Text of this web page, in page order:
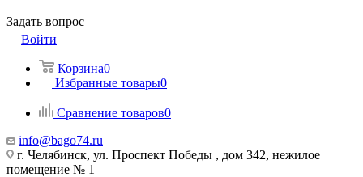
Задать вопрос
Войти
Корзина0
Избранные товары0
Сравнение товаров0
info@bago74.ru
г. Челябинск, ул. Проспект Победы , дом 342, нежилое
помещение № 1